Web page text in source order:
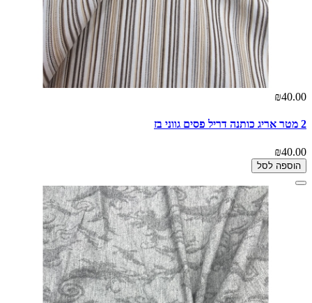
₪40.00
2 מטר אריג כותנה דריל פסים גווני בז
₪40.00
הוספה לסל